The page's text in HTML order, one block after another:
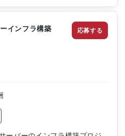
業 ・要件に基づく環境設計お
体向けインフラ環境の導入支
インフラ構築
応募する